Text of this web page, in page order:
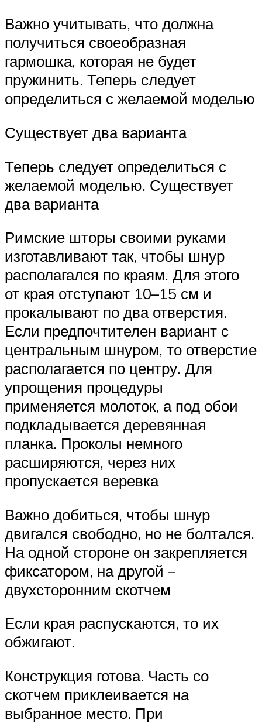
Важно учитывать, что должна
получиться своеобразная
гармошка, которая не будет
пружинить. Теперь следует
определиться с желаемой моделью
Существует два варианта
Теперь следует определиться с
желаемой моделью. Существует
два варианта
Римские шторы своими руками
изготавливают так, чтобы шнур
располагался по краям. Для этого
от края отступают 10–15 см и
прокалывают по два отверстия.
Если предпочтителен вариант с
центральным шнуром, то отверстие
располагается по центру. Для
упрощения процедуры
применяется молоток, а под обои
подкладывается деревянная
планка. Проколы немного
расширяются, через них
пропускается веревка
Важно добиться, чтобы шнур
двигался свободно, но не болтался.
На одной стороне он закрепляется
фиксатором, на другой –
двухсторонним скотчем
Если края распускаются, то их
обжигают.
Конструкция готова. Часть со
скотчем приклеивается на
выбранное место. При